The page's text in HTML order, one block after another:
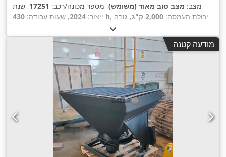
מצב: מצב טוב מאוד (משומש), מספר מכונה/רכב: 17251, שנת
ייצור: 2024, שעות עבודה: 430 h , יכולת העמסה: 2,000 ק"ג
, גובה
, הרמה חופשית:
מ"מ, סוג דלק:דיזל, סוג תורן:טריפלקס, גובה בנייה:2,190 מ"מ
,
אורך המזלג:1,050 מ"מ , גודל הצמיג הקדמי: 7.00-15 5.50
צמיג אחורי:6.50-10, משקל כולל: ,
מודעה קטנה